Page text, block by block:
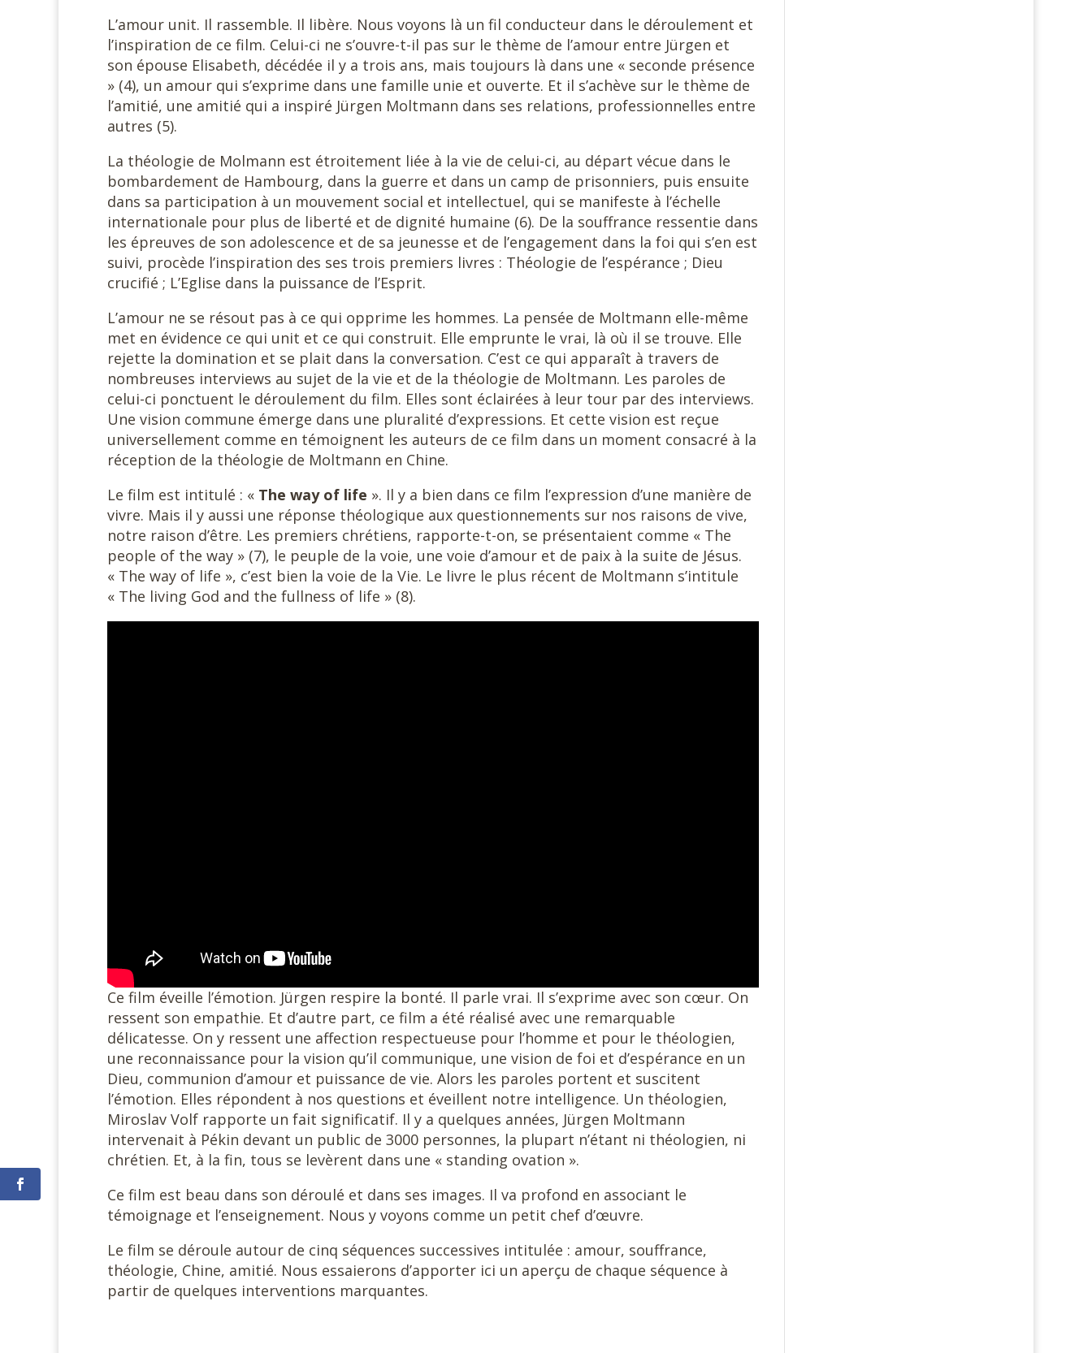
L’amour unit. Il rassemble. Il libère. Nous voyons là un fil conducteur dans le déroulement et
l’inspiration de ce film. Celui-ci ne s’ouvre-t-il pas sur le thème de l’amour entre Jürgen et
son épouse Elisabeth, décédée il y a trois ans, mais toujours là dans une « seconde présence
» (4), un amour qui s’exprime dans une famille unie et ouverte. Et il s’achève sur le thème de
l’amitié, une amitié qui a inspiré Jürgen Moltmann dans ses relations, professionnelles entre
autres (5).
La théologie de Molmann est étroitement liée à la vie de celui-ci, au départ vécue dans le
bombardement de Hambourg, dans la guerre et dans un camp de prisonniers, puis ensuite
dans sa participation à un mouvement social et intellectuel, qui se manifeste à l’échelle
internationale pour plus de liberté et de dignité humaine (6). De la souffrance ressentie dans
les épreuves de son adolescence et de sa jeunesse et de l’engagement dans la foi qui s’en est
suivi, procède l’inspiration des ses trois premiers livres : Théologie de l’espérance ; Dieu
crucifié ; L’Eglise dans la puissance de l’Esprit.
L’amour ne se résout pas à ce qui opprime les hommes. La pensée de Moltmann elle-même
met en évidence ce qui unit et ce qui construit. Elle emprunte le vrai, là où il se trouve. Elle
rejette la domination et se plait dans la conversation. C’est ce qui apparaît à travers de
nombreuses interviews au sujet de la vie et de la théologie de Moltmann. Les paroles de
celui-ci ponctuent le déroulement du film. Elles sont éclairées à leur tour par des interviews.
Une vision commune émerge dans une pluralité d’expressions. Et cette vision est reçue
universellement comme en témoignent les auteurs de ce film dans un moment consacré à la
réception de la théologie de Moltmann en Chine.
Le film est intitulé : « The way of life ». Il y a bien dans ce film l’expression d’une manière de
vivre. Mais il y aussi une réponse théologique aux questionnements sur nos raisons de vive,
notre raison d’être. Les premiers chrétiens, rapporte-t-on, se présentaient comme « The
people of the way » (7), le peuple de la voie, une voie d’amour et de paix à la suite de Jésus.
« The way of life », c’est bien la voie de la Vie. Le livre le plus récent de Moltmann s’intitule
« The living God and the fullness of life » (8).
Ce film éveille l’émotion. Jürgen respire la bonté. Il parle vrai. Il s’exprime avec son cœur. On
ressent son empathie. Et d’autre part, ce film a été réalisé avec une remarquable
délicatesse. On y ressent une affection respectueuse pour l’homme et pour le théologien,
une reconnaissance pour la vision qu’il communique, une vision de foi et d’espérance en un
Dieu, communion d’amour et puissance de vie. Alors les paroles portent et suscitent
l’émotion. Elles répondent à nos questions et éveillent notre intelligence. Un théologien,
Miroslav Volf rapporte un fait significatif. Il y a quelques années, Jürgen Moltmann
intervenait à Pékin devant un public de 3000 personnes, la plupart n’étant ni théologien, ni
chrétien. Et, à la fin, tous se levèrent dans une « standing ovation ».
Ce film est beau dans son déroulé et dans ses images. Il va profond en associant le
témoignage et l’enseignement. Nous y voyons comme un petit chef d’œuvre.
Le film se déroule autour de cinq séquences successives intitulée : amour, souffrance,
théologie, Chine, amitié. Nous essaierons d’apporter ici un aperçu de chaque séquence à
partir de quelques interventions marquantes.